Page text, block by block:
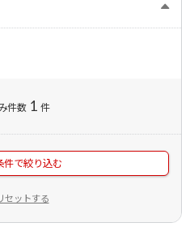
件数 1 件
件で絞り込む
セットする